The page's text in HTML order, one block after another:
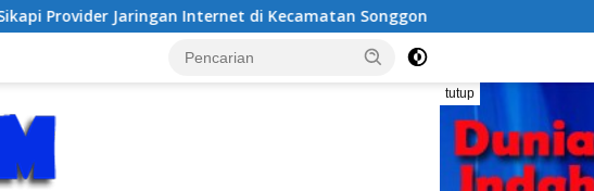
Songgon Kabupaten Banyuwangi
tutup